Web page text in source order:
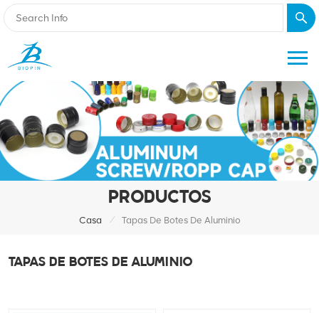
PRODUCTOS
Casa / Tapas De Botes De Aluminio
TAPAS DE BOTES DE ALUMINIO